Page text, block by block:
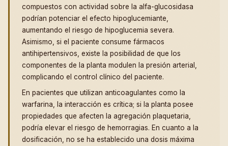
compuestos con actividad sobre la alfa-glucosidasa
podrían potenciar el efecto hipoglucemiante,
aumentando el riesgo de hipoglucemia severa.
Asimismo, si el paciente consume fármacos
antihipertensivos, existe la posibilidad de que los
componentes de la planta modulen la presión arterial,
complicando el control clínico del paciente.
En pacientes que utilizan anticoagulantes como la
warfarina, la interacción es crítica; si la planta posee
propiedades que afecten la agregación plaquetaria,
podría elevar el riesgo de hemorragias. En cuanto a la
dosificación, no se ha establecido una dosis máxima